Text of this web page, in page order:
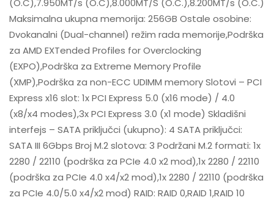
Maksimalna ukupna memorija: 256GB Ostale osobine:
Dvokanalni (Dual-channel) režim rada memorije,Podrška
za AMD EXTended Profiles for Overclocking
(EXPO),Podrška za Extreme Memory Profile
(XMP),Podrška za non-ECC UDIMM memory Slotovi – PCI
Express x16 slot: 1x PCI Express 5.0 (x16 mode) / 4.0
(x8/x4 modes),3x PCI Express 3.0 (x1 mode) Skladišni
interfejs – SATA priključci (ukupno): 4 SATA priključci:
SATA III 6Gbps Broj M.2 slotova: 3 Podržani M.2 formati: 1x
2280 / 22110 (podrška za PCIe 4.0 x2 mod),1x 2280 / 22110
(podrška za PCIe 4.0 x4/x2 mod),1x 2280 / 22110 (podrška
za PCIe 4.0/5.0 x4/x2 mod) RAID: RAID 0,RAID 1,RAID 10